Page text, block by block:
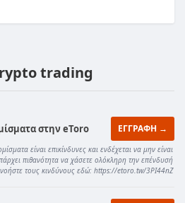
trading
στην eToro ΕΓΓΡΑΦΗ →
είναι επικίνδυνες και ενδέχεται να μην είναι
πιθανότητα να χάσετε ολόκληρη την επένδυσή
τους κινδύνους εδώ: https://etoro.tw/3PI44nZ